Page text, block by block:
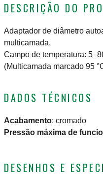
DESCRIÇÃO DO
Adaptador de diâmetro
multicamada.
Campo de temperatura:
(Multicamada marcado 95
DADOS TÉCNICOS
Acabamento: cromado
Pressão máxima de
DESENHOS E